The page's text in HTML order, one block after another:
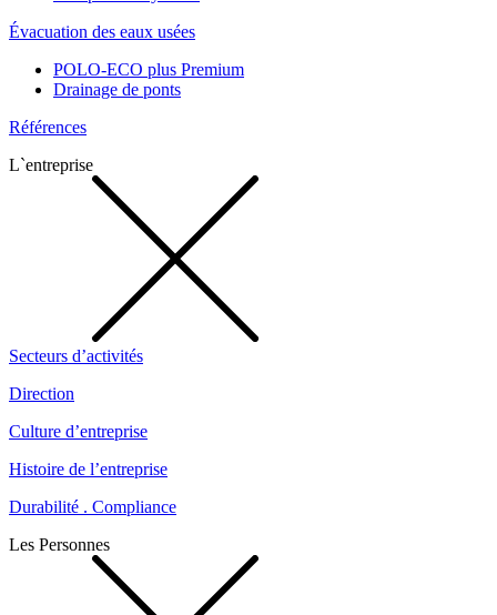
Évacuation des eaux usées
POLO-ECO plus Premium
Drainage de ponts
Références
L`entreprise
Secteurs d’activités
Direction
Culture d’entreprise
Histoire de l’entreprise
Durabilité . Compliance
Les Personnes